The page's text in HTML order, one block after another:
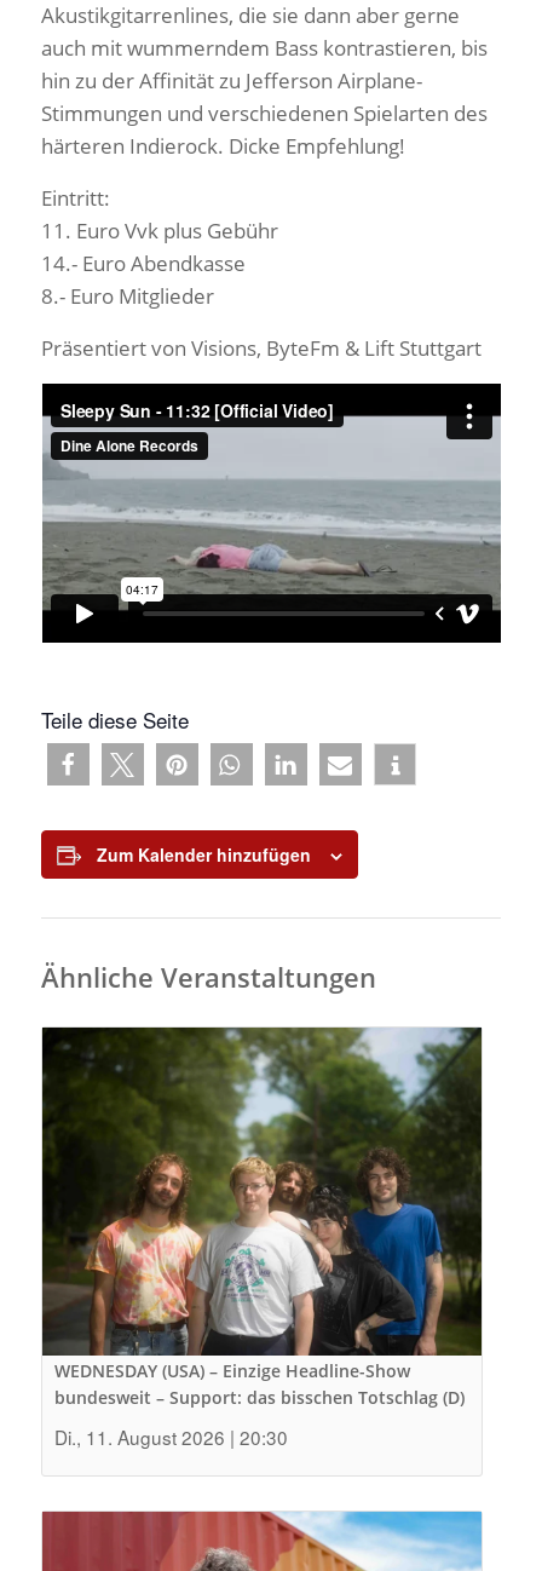
Akustikgitarrenlines, die sie dann aber gerne
auch mit wummerndem Bass kontrastieren, bis
hin zu der Affinität zu Jefferson Airplane-
Stimmungen und verschiedenen Spielarten des
härteren Indierock. Dicke Empfehlung!
Eintritt:
11. Euro Vvk plus Gebühr
14.- Euro Abendkasse
8.- Euro Mitglieder
Präsentiert von Visions, ByteFm & Lift Stuttgart
Teile diese Seite
Zum Kalender hinzufügen
Ähnliche Veranstaltungen
WEDNESDAY (USA) – Einzige Headline-Show
bundesweit – Support: das bisschen Totschlag (D)
Di., 11. August 2026 | 20:30